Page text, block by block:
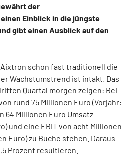
der
Einblick in die jüngste
gibt einen Ausblick auf den
schon fast traditionell die
Wachstumstrend ist intakt. Das
Quartal morgen zeigen: Bei
rund 75 Millionen Euro (Vorjahr:
64 Millionen Euro Umsatz
und eine EBIT von acht Millionen
Euro) zu Buche stehen. Daraus
Prozent resultieren.